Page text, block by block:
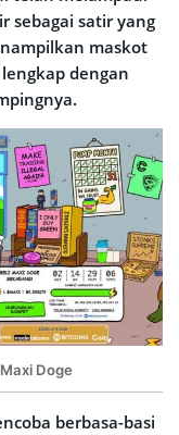
sebagai satir yang
maskot
dengan
Doge
berbasa-basi